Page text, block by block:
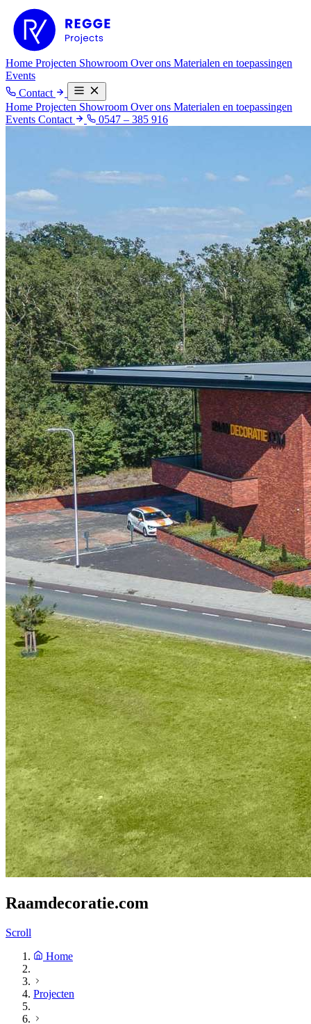
Home Projecten Showroom Over ons Materialen en toepassingen
Events
Contact
Home Projecten Showroom Over ons Materialen en toepassingen
Events Contact 0547 – 385 916
Raamdecoratie.com
Scroll
Home
Projecten